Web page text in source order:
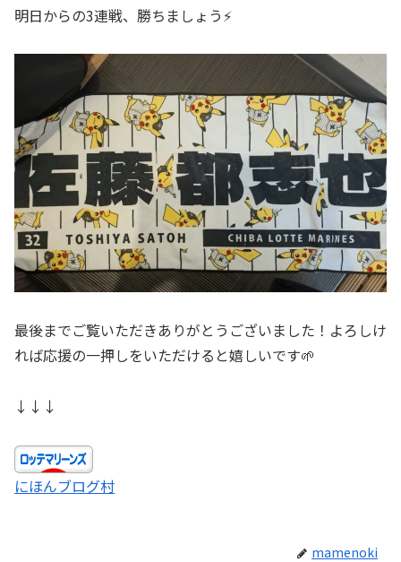
明日からの3連戦、勝ちましょう⚡️
最後までご覧いただきありがとうございました！よろしけ
れば応援の一押しをいただけると嬉しいです🌱
↓↓↓
にほんブログ村
mamenoki